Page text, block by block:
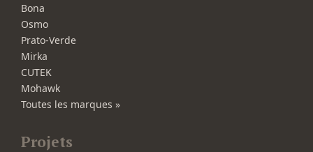
Bona
Osmo
Prato-Verde
Mirka
CUTEK
Mohawk
Toutes les marques »
Projets